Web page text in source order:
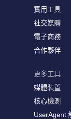
實用工具
社交媒體
電子商務
合作夥伴
更多工具
媒體裝置
核心檢測
UserAgent